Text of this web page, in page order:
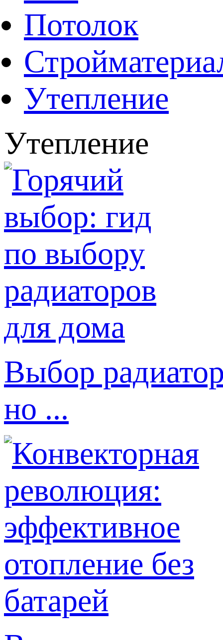
Потолок
Утепление
Утепление
Выбор
но ...